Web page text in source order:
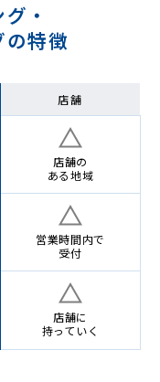
・
特徴
店舗
店舗の
ある地域
営業時間内で
受付
店舗に
持っていく